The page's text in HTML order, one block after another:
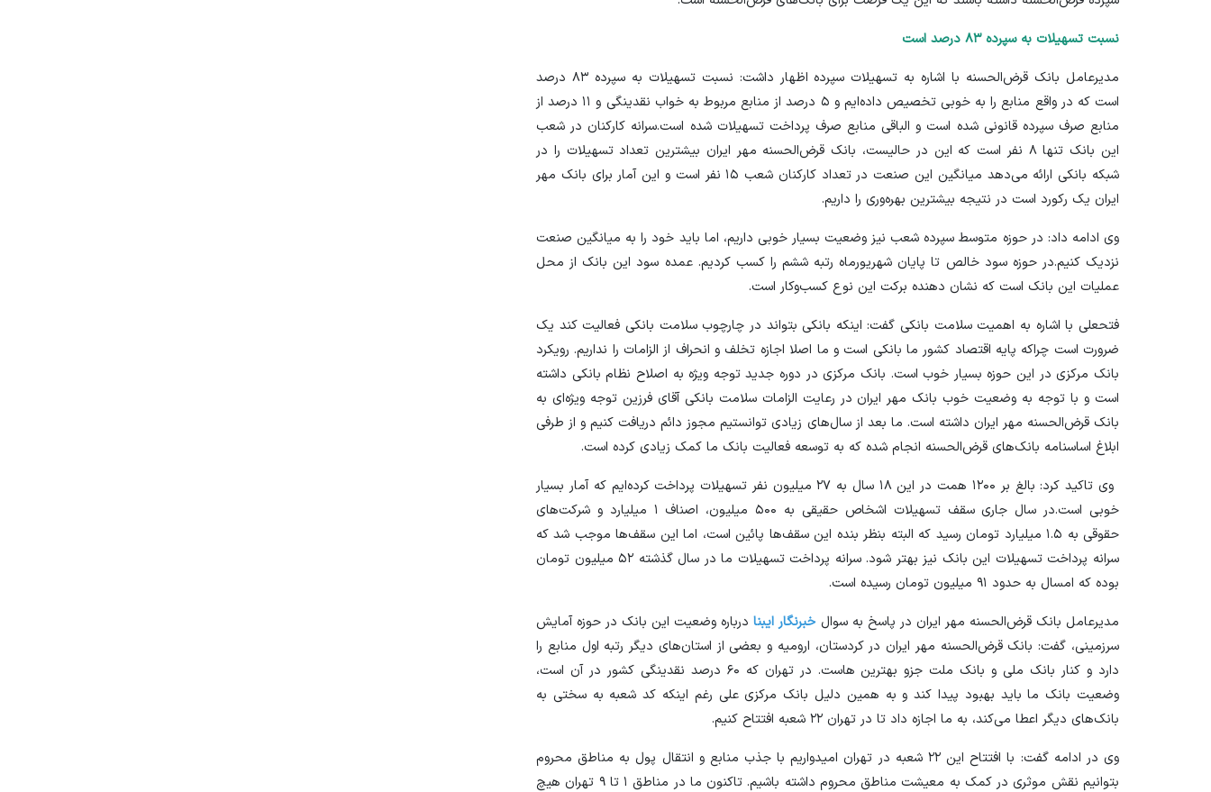
نسبت تسهیلات به سپرده۸۳ درصد است
مدیرعامل بانک قرض‌الحسنه با اشاره به تسهیلات سپرده اظهار داشت: نسبت تسهیلات به سپرده ۸۳ درصد
است که در واقع منابع را به خوبی تخصیص داده‌ایم و ۵ درصد از منابع مربوط به خواب نقدینگی و ۱۱ درصد از
منابع صرف سپرده قانونی شده است و الباقی منابع صرف پرداخت تسهیلات شده است.سرانه کارکنان در شعب
این بانک تنها ۸ نفر است که این در حالیست، بانک قرض‌الحسنه مهر ایران بیشترین تعداد تسهیلات را در
شبکه بانکی ارائه می‌دهد میانگین این صنعت در تعداد کارکنان شعب ۱۵ نفر است و این آمار برای بانک مهر
ایران یک رکورد است در نتیجه بیشترین بهره‌وری را داریم.
وی ادامه داد: در حوزه متوسط سپرده شعب نیز وضعیت بسیار خوبی داریم، اما باید خود را به میانگین صنعت
نزدیک کنیم.در حوزه سود خالص تا پایان شهریورماه رتبه ششم را کسب کردیم. عمده سود این بانک از محل
عملیات این بانک است که نشان دهنده برکت این نوع کسب‌و‌کار است.
فتحعلی با اشاره به اهمیت سلامت بانکی گفت: اینکه بانکی بتواند در چارچوب سلامت بانکی فعالیت کند یک
ضرورت است چراکه پایه اقتصاد کشور ما بانکی است و ما اصلا اجازه تخلف و انحراف از الزامات را نداریم. رویکرد
بانک مرکزی در این حوزه بسیار خوب است. بانک مرکزی در دوره جدید توجه ویژه به اصلاح نظام بانکی داشته
است و با توجه به وضعیت خوب بانک مهر ایران در رعایت الزامات سلامت بانکی آقای فرزین توجه ویژه‌ای به
بانک قرض‌الحسنه مهر ایران داشته است. ما بعد از سال‌های زیادی توانستیم مجوز دائم دریافت کنیم و از طرفی
ابلاغ اساسنامه بانک‌های قرض‌الحسنه انجام شده که به توسعه فعالیت بانک ما کمک زیادی کرده است.
وی تاکید کرد: بالغ بر ۱۲۰۰ همت در این ۱۸ سال به ۲۷ میلیون نفر تسهیلات پرداخت کرده‌ایم که آمار بسیار
خوبی است.در سال جاری سقف تسهیلات اشخاص حقیقی به ۵۰۰ میلیون، اصناف ۱ میلیارد و شرکت‌های
حقوقی به ۱.۵ میلیارد تومان رسید که البته بنظر بنده این سقف‌ها پائین است، اما این سقف‌ها موجب شد که
سرانه پرداخت تسهیلات این بانک نیز بهتر شود. سرانه پرداخت تسهیلات ما در سال گذشته ۵۲ میلیون تومان
بوده که امسال به حدود ۹۱ میلیون تومان رسیده است.
مدیرعامل بانک قرض‌الحسنه مهر ایران در پاسخ به سوال خبرنگار ایبنادرباره وضعیت این بانک در حوزه آمایش
سرزمینی، گفت: بانک قرض‌الحسنه مهر ایران در کردستان، ارومیه و بعضی از استان‌های دیگر رتبه اول منابع را
دارد و کنار بانک ملی و بانک ملت جزو بهترین هاست. در تهران که ۶۰ درصد نقدینگی کشور در آن است،
وضعیت بانک ما باید بهبود پیدا کند و به همین دلیل بانک مرکزی علی رغم اینکه کد شعبه به سختی به
بانک‌های دیگر اعطا می‌کند، به ما اجازه داد تا در تهران ۲۲ شعبه افتتاح کنیم.
وی در ادامه گفت: با افتتاح این ۲۲ شعبه در تهران امیدواریم با جذب منابع و انتقال پول به مناطق محروم
بتوانیم نقش موثری در کمک به معیشت مناطق محروم داشته باشیم. تاکنون ما در مناطق ۱ تا ۹ تهران هیچ